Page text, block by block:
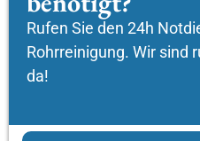
Rufen Sie den 24h
Rohrreinigung. Wir sind
da!